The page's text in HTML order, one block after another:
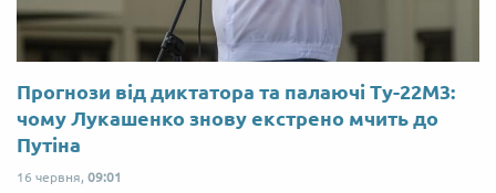
Прогнози від диктатора та палаючі Ту-22М3:
чому Лукашенко знову екстрено мчить до
Путіна
16 червня, 09:01